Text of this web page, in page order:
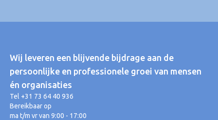
Wij leveren een blijvende bijdrage aan de
persoonlijke en professionele groei van mensen
én organisaties
Tel +31 73 64 40 936
Bereikbaar op
ma t/m vr van 9:00 - 17:00